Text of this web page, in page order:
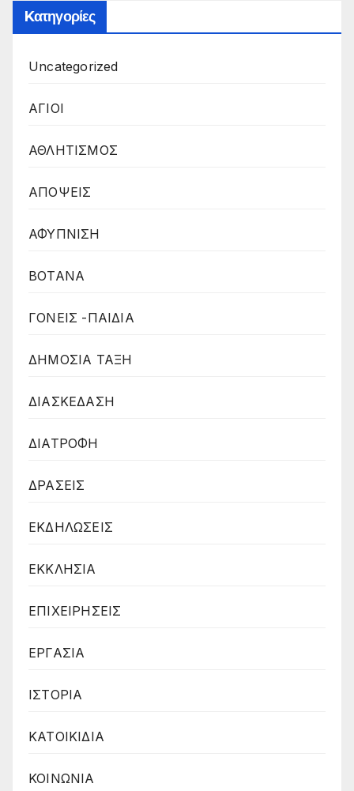
Kατηγορίες
Uncategorized
ΑΓΙΟΙ
ΑΘΛΗΤΙΣΜΟΣ
ΑΠΟΨΕΙΣ
ΑΦΥΠΝΙΣΗ
ΒΟΤΑΝΑ
ΓΟΝΕΙΣ -ΠΑΙΔΙΑ
ΔΗΜΟΣΙΑ ΤΑΞΗ
ΔΙΑΣΚΕΔΑΣΗ
ΔΙΑΤΡΟΦΗ
ΔΡΑΣΕΙΣ
ΕΚΔΗΛΩΣΕΙΣ
ΕΚΚΛΗΣΙΑ
ΕΠΙΧΕΙΡΗΣΕΙΣ
ΕΡΓΑΣΙΑ
ΙΣΤΟΡΙΑ
ΚΑΤΟΙΚΙΔΙΑ
ΚΟΙΝΩΝΙΑ